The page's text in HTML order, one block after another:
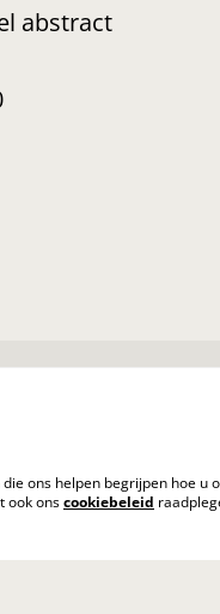
abstract
ons helpen begrijpen hoe u
ook onscookiebeleid